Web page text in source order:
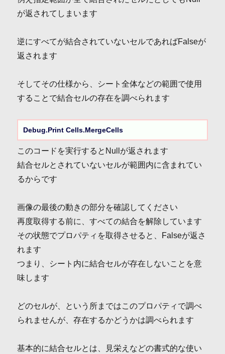
が返されてしまいます
逆にすべてが結合されていないセルであればFalseが
返されます
そしてその仕様から、シート全体などの範囲で使用
することで結合セルの存在を調べられます
Debug.Print Cells.MergeCells
このコードを実行するとNullが返されます
結合セルとされていないセルが範囲内に含まれてい
るからです
画像の最後の動きの部分を確認してください
再度取得する前に、すべての結合を解除しています
その状態でプロパティを取得させると、Falseが返さ
れます
つまり、シート内に結合セルが存在しないことを意
味します
どのセルが、という所まではこのプロパティで調べ
られませんが、存在するかどうかは調べられます
基本的に結合セルとは、見栄えなどの書式的な使い